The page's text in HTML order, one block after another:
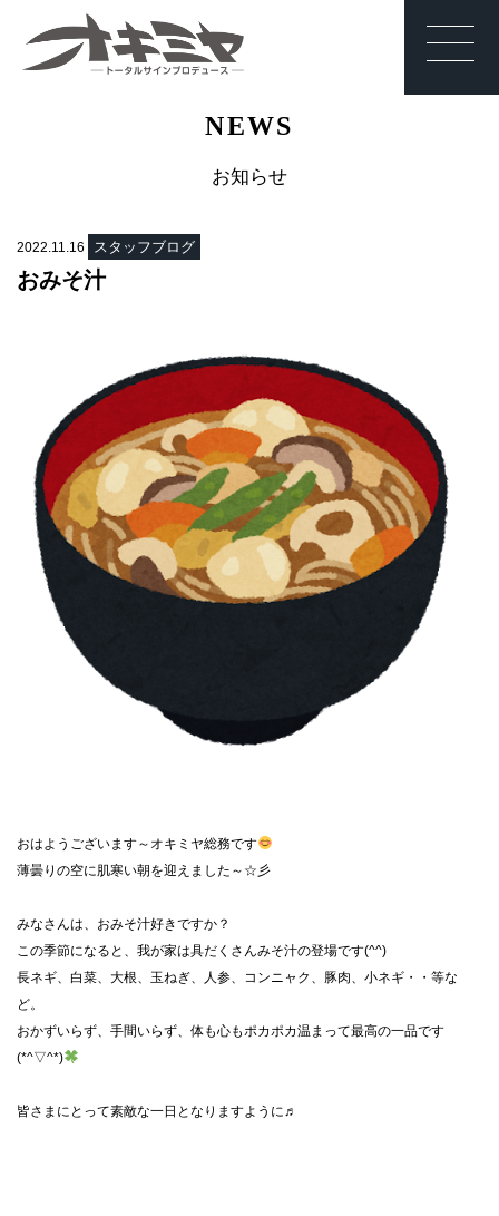
板 有限会社オキNEWS
お知らせ
2022.11.16 スタッフブログ
おみそ汁
おはようございます～オキミヤ総務です
薄曇りの空に肌寒い朝を迎えました～☆彡
みなさんは、おみそ汁好きですか？
この季節になると、我が家は具だくさんみそ汁の登場です(^^)
長ネギ、白菜、大根、玉ねぎ、人参、コンニャク、豚肉、小ネギ・・等な
ど。
おかずいらず、手間いらず、体も心もポカポカ温まって最高の一品です
(*^▽^*)
皆さまにとって素敵な一日となりますように♬